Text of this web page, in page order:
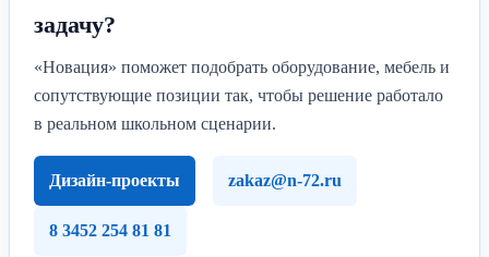
задачу?
«Новация» поможет подобрать оборудование, мебель и
сопутствующие позиции так, чтобы решение работало
в реальном школьном сценарии.
Дизайн-проекты zakaz@n-72.ru
8 3452 254 81 81